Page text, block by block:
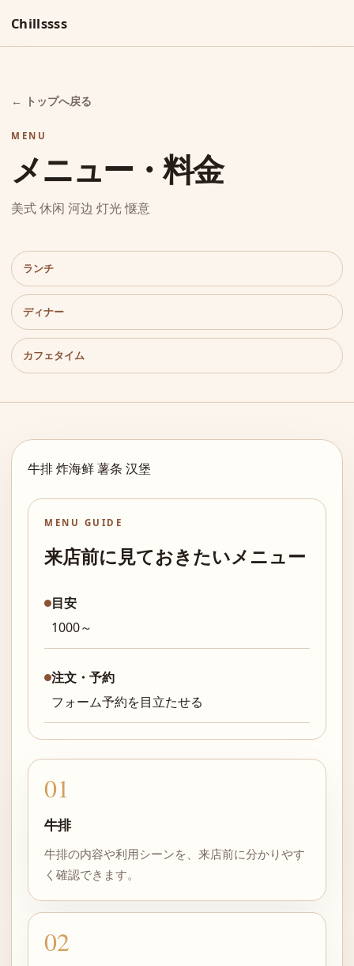
Chillssss
← トップへ戻る
MENU
メニュー・料金
美式 休闲 河边 灯光 惬意
ランチ
ディナー
カフェタイム
牛排 炸海鲜 薯条 汉堡
MENU GUIDE
来店前に見ておきたいメニュー
目安
1000～
注文・予約
フォーム予約を目立たせる
01
牛排
牛排の内容や利用シーンを、来店前に分かりやす
く確認できます。
02